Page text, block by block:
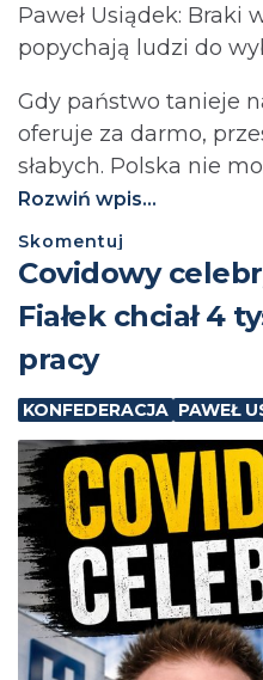
Paweł Usiądek: Braki
popychają ludzi do
Gdy państwo tanieje
oferuje za darmo,
słabych. Polska nie
Rozwiń wpis...
Skomentuj
Covidowy
Fiałek chciał 4
pracy
KONFEDERACJA PAWEŁ